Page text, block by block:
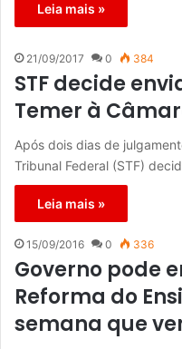
Leia mais »
21/09/2017 0 384
STF decide
Temer à
Após dois dias de
Tribunal Federal (STF)
Leia mais »
15/09/2016 0 336
Governo pode
Reforma do
semana que